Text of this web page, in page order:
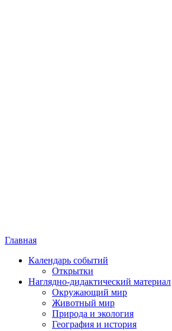
Главная
Календарь событий
Открытки
Наглядно-дидактический материал
Окружающий мир
Животный мир
Природа и экология
География и история